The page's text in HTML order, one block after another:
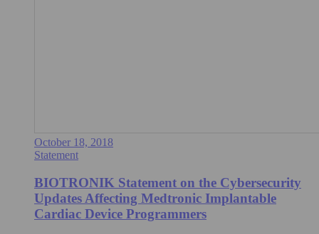
October 18, 2018
Statement
BIOTRONIK Statement on the Cybersecurity
Updates Affecting Medtronic Implantable
Cardiac Device Programmers